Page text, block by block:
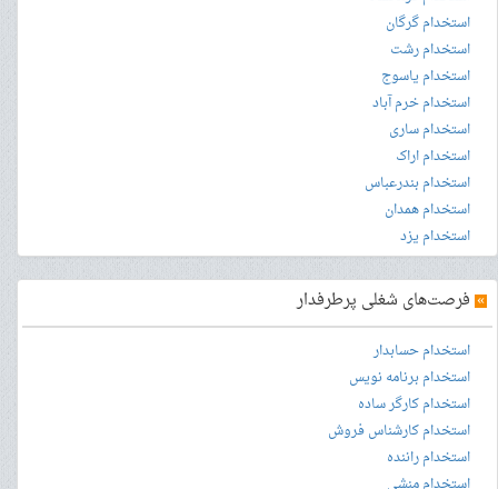
استخدام گرگان
استخدام رشت
استخدام یاسوج
استخدام خرم آباد
استخدام ساری
استخدام اراک
استخدام بندرعباس
استخدام همدان
استخدام یزد
» فرصت‌های شغلی پرطرفدار
استخدام حسابدار
استخدام برنامه نویس
استخدام کارگر ساده
استخدام کارشناس فروش
استخدام راننده